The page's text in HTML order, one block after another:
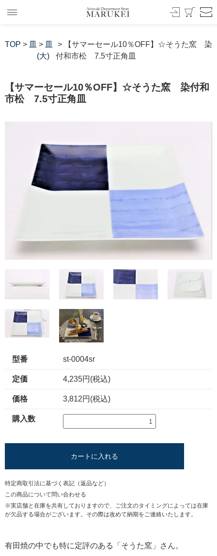
TOP > 皿 > 皿
(大)
> 【サマーセール10％OFF】☆そうた窯 染
付和市松 7.5寸正角皿
【サマーセール10％OFF】☆そうた窯 染付和
市松 7.5寸正角皿
型番 st-0004sr
定価 4,235円(税込)
価格 3,812円(税込)
購入数
カートに入れる
特定商取引法に基づく表記（返品など）
この商品について問い合わせる
※実店舗と在庫を共有しておりますので、ご注文のタイミングによっては在庫
が欠品する場合がございます。その際は改めて納期をご連絡いたします。
有田焼の中でも特に定評のある「そうた窯」さん。